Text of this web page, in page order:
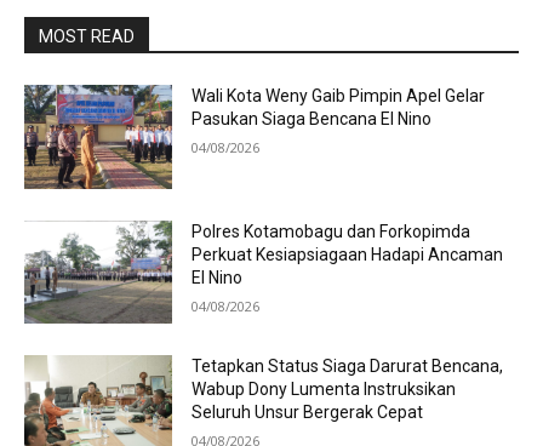
MOST READ
Wali Kota Weny Gaib Pimpin Apel Gelar
Pasukan Siaga Bencana El Nino
04/08/2026
Polres Kotamobagu dan Forkopimda
Perkuat Kesiapsiagaan Hadapi Ancaman
El Nino
04/08/2026
Tetapkan Status Siaga Darurat Bencana,
Wabup Dony Lumenta Instruksikan
Seluruh Unsur Bergerak Cepat
04/08/2026